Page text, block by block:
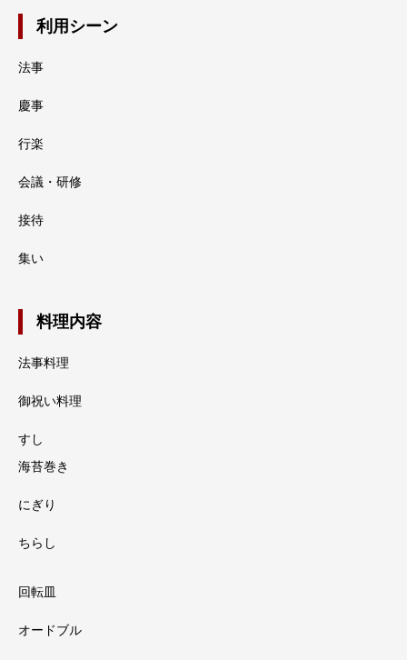
利用シーン
法事
慶事
行楽
会議・研修
接待
集い
料理内容
法事料理
御祝い料理
すし
海苔巻き
にぎり
ちらし
回転皿
オードブル